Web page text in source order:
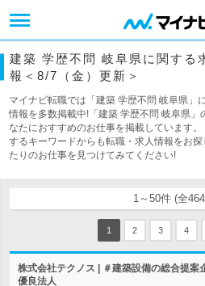
建築 学歴不問 岐阜県に関する
報＜8/7（金）更新＞
マイナビ転職では「建築 学歴不問 岐阜県」
情報を多数掲載中!「建築 学歴不問 岐阜県
なたにおすすめのお仕事を掲載しています
するキーワードからも転職・求人情報をお
たりのお仕事を見つけてみてください!
1～50件 (全
1 2 3 4
株式会社テクノス | ＃建築設備の総合提案
優良法人